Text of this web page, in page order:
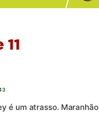
é um atrasso. Maranhão